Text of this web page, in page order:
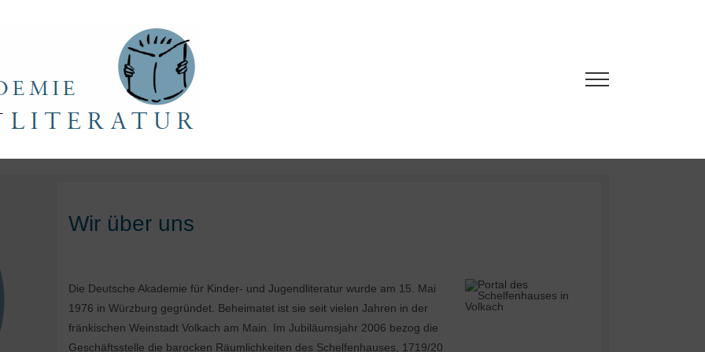
Wir über uns
Die Deutsche Akademie für Kinder- und Jugendliteratur wurde am 15. Mai
1976 in Würzburg gegründet. Beheimatet ist sie seit vielen Jahren in der
fränkischen Weinstadt Volkach am Main. Im Jubiläumsjahr 2006 bezog die
Geschäftsstelle die barocken Räumlichkeiten des Schelfenhauses, 1719/20